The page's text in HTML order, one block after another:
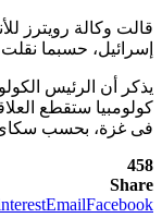
قالت وكالة رويترز
إسرائيل، حسبما نقلت
يذكر أن الرئيس
كولومبيا ستقطع
فى غزة، بحسب سكاى
458
Share
EmailFacebook